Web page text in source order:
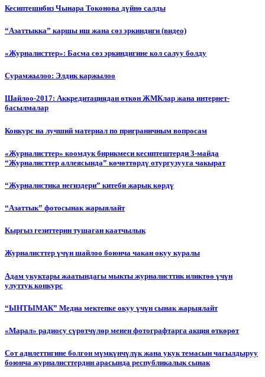
Кесиптешибиз Чынара Токонова дүйнө салды
“Азаттыкка” каршы иш жана сөз эркиндиги (видео)
«Журналисттер»: Басма сөз эркиндигине кол салуу болду
Сурамжылоо: Элдик каржылоо
Шайлоо-2017: Аккредитациядан өткөн ЖМКлар жана интернет-
басылмалар
Конкурс на лучший материал по приграничным вопросам
«Журналисттер» коомдук бирикмеси кесиптештерди 3-майда
“Журналисттер аллеясында” көчөттөрдү отургузууга чакырат
“Журналистика негиздери” китеби жарык көрдү
“Азаттык” фотосынак жарыялайт
Кыргыз гезиттерин тушаган каатчылык
Журналисттер үчүн шайлоо боюнча чакан окуу куралы
Адам укуктары жаатындагы мыкты журналисттик иликтөө үчүн
улуттук конкурс
“ЫНТЫМАК” Медиа мектепке окуу үчүн сынак жарыялайт
«Марал» радиосу сүрөтчүлөр менен фотографтарга акция өткөрөт
Сот адилеттигине болгон мүмкүнчүлүк жана укук темасын чагылдыруу
боюнча журналисттердин арасында республикалык сынак